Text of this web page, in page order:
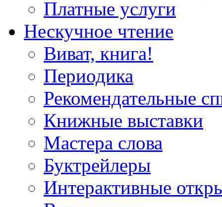
Платные услуги
Нескучное чтение
Виват, книга!
Периодика
Рекомендательные
Книжные выставки
Мастера слова
Буктрейлеры
Интерактивные